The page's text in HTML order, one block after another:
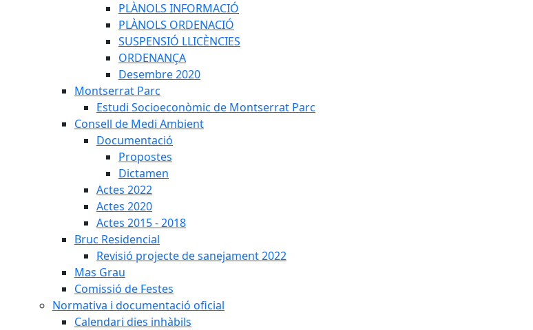
PLÀNOLS INFORMACIÓ
PLÀNOLS ORDENACIÓ
SUSPENSIÓ LLICÈNCIES
ORDENANÇA
Desembre 2020
Montserrat Parc
Estudi Socioeconòmic de Montserrat Parc
Consell de Medi Ambient
Documentació
Propostes
Dictamen
Actes 2022
Actes 2020
Actes 2015 - 2018
Bruc Residencial
Revisió projecte de sanejament 2022
Mas Grau
Comissió de Festes
Normativa i documentació oficial
Calendari dies inhàbils